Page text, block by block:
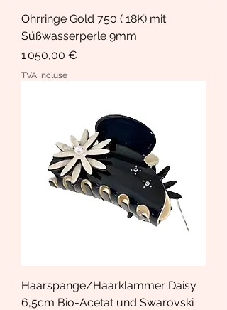
Ohrringe Gold 750 ( 18K) mit
Süßwasserperle 9mm
Prix
1 050,00 €
TVA Incluse
Haarspange/Haarklammer Daisy
6,5cm Bio-Acetat und Swarovski